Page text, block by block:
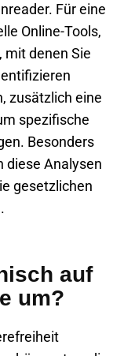
Für eine
Online-Tools,
, mit denen Sie
zusätzlich eine
spezifische
Besonders
diese Analysen
gesetzlichen
auf
um?